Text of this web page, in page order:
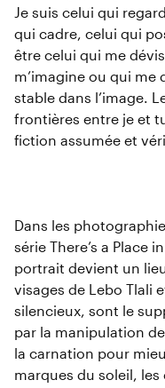
Je suis celui qui
qui cadre, celui qui
être celui qui me
m’imagine ou qui me
stable dans l’image.
frontières entre je et
fiction assumée et
Dans les
série There’s a Place
portrait devient un
visages de Lebo Tlali
silencieux, sont le
par la manipulation
la carnation pour
marques du soleil,